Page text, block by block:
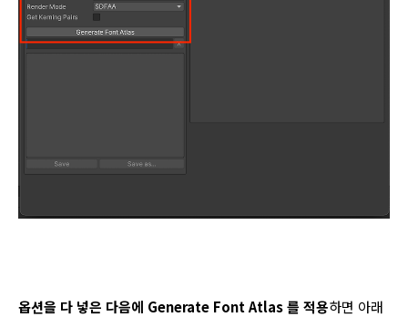
옵션을 다 넣은 다음에 Generate Font Atlas 를 적용하면 아래